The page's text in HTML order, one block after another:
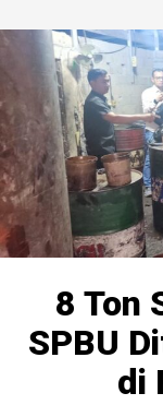
8 Ton
SPBU
di